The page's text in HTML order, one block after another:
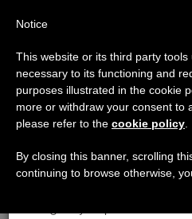
Aviso importante
Del 27 de julio al 7 de
anual, aprovechando que
se generan menos
Notice
This website or its third party
necessary to its functioning and
purposes illustrated in the cookie
more or withdraw your consent to
please refer to the cookie policy
By closing this banner, scrolling
continuing to browse otherwise,